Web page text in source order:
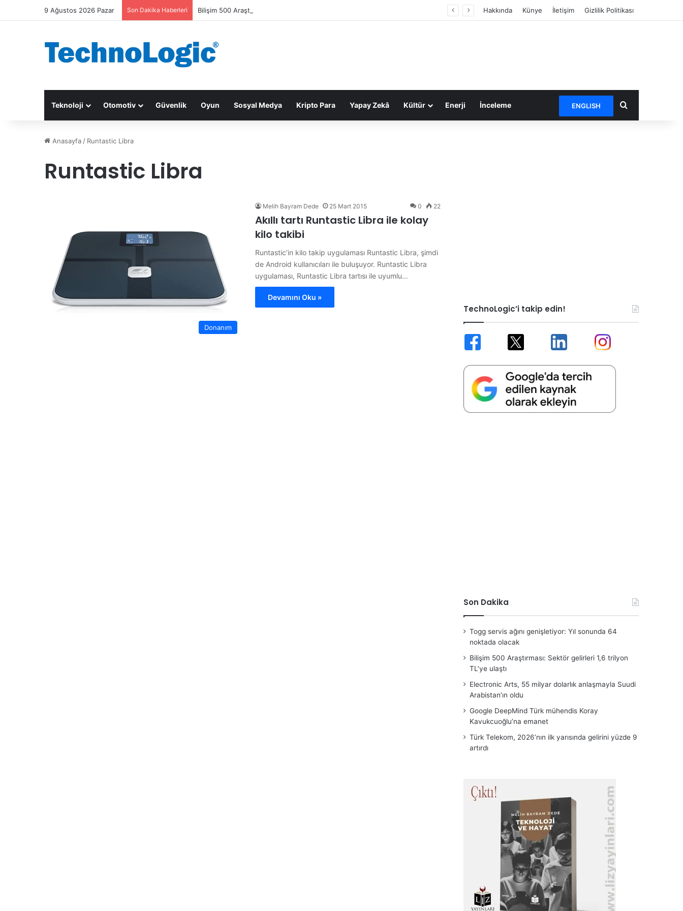
9 Ağustos 2026 Pazar Son Dakika Haberleri Bilişim 500 Araştırması: Sektör gelirleri 1,6 trilyon TL’ye ulaştı Hakkında Künye İletişim Gizlilik Politikası
Teknoloji Otomotiv Güvenlik Oyun Sosyal Medya Kripto Para Yapay Zekâ Kültür Enerji İnceleme ENGLISH Arama yap ...
Anasayfa / Runtastic Libra
Runtastic Libra
Donanım
Melih Bayram Dede 25 Mart 2015 0 22
Akıllı tartı Runtastic Libra ile kolay
kilo takibi
Runtastic’in kilo takip uygulaması Runtastic Libra, şimdi
de Android kullanıcıları ile buluşuyor. Runtastic Libra
uygulaması, Runtastic Libra tartısı ile uyumlu…
Devamını Oku »
TechnoLogic’i takip edin!
Son Dakika
Togg servis ağını genişletiyor: Yıl sonunda 64
noktada olacak
Bilişim 500 Araştırması: Sektör gelirleri 1,6 trilyon
TL’ye ulaştı
Electronic Arts, 55 milyar dolarlık anlaşmayla Suudi
Arabistan’ın oldu
Google DeepMind Türk mühendis Koray
Kavukcuoğlu’na emanet
Türk Telekom, 2026’nın ilk yarısında gelirini yüzde 9
artırdı